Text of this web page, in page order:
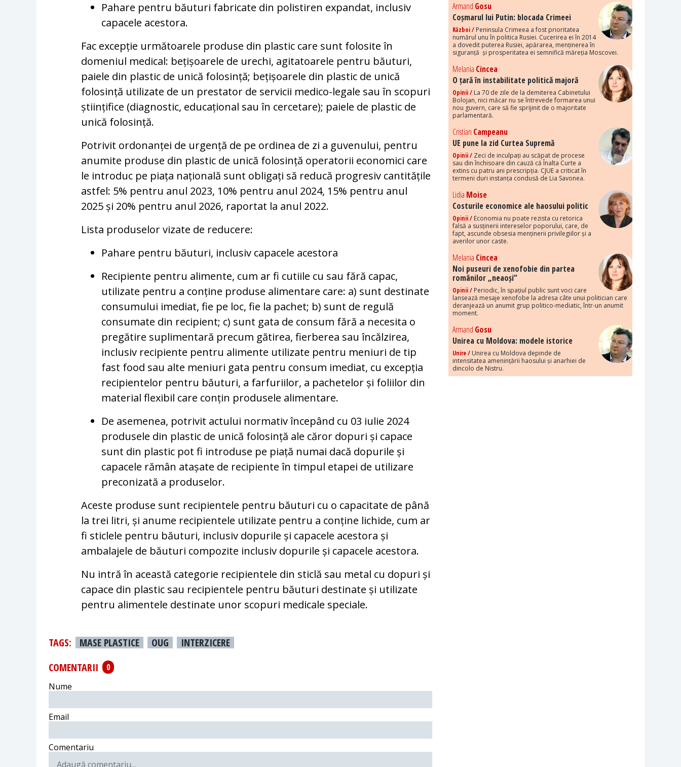
Pahare pentru băuturi fabricate din polistiren expandat, inclusiv
capacele acestora.
Fac excepție următoarele produse din plastic care sunt folosite în
domeniul medical: bețișoarele de urechi, agitatoarele pentru băuturi,
paiele din plastic de unică folosință; bețișoarele din plastic de unică
folosință utilizate de un prestator de servicii medico-legale sau în scopuri
științifice (diagnostic, educațional sau în cercetare); paiele de plastic de
unică folosință.
Potrivit ordonanței de urgență de pe ordinea de zi a guvenului, pentru
anumite produse din plastic de unică folosință operatorii economici care
le introduc pe piața națională sunt obligați să reducă progresiv cantitățile
astfel: 5% pentru anul 2023, 10% pentru anul 2024, 15% pentru anul
2025 și 20% pentru anul 2026, raportat la anul 2022.
Lista produselor vizate de reducere:
Pahare pentru băuturi, inclusiv capacele acestora
Recipiente pentru alimente, cum ar fi cutiile cu sau fără capac,
utilizate pentru a conține produse alimentare care: a) sunt destinate
consumului imediat, fie pe loc, fie la pachet; b) sunt de regulă
consumate din recipient; c) sunt gata de consum fără a necesita o
pregătire suplimentară precum gătirea, fierberea sau încălzirea,
inclusiv recipiente pentru alimente utilizate pentru meniuri de tip
fast food sau alte meniuri gata pentru consum imediat, cu excepția
recipientelor pentru băuturi, a farfuriilor, a pachetelor și foliilor din
material flexibil care conțin produsele alimentare.
De asemenea, potrivit actului normativ începând cu 03 iulie 2024
produsele din plastic de unică folosință ale căror dopuri și capace
sunt din plastic pot fi introduse pe piață numai dacă dopurile și
capacele rămân atașate de recipiente în timpul etapei de utilizare
preconizată a produselor.
Aceste produse sunt recipientele pentru băuturi cu o capacitate de până
la trei litri, și anume recipientele utilizate pentru a conține lichide, cum ar
fi sticlele pentru băuturi, inclusiv dopurile și capacele acestora și
ambalajele de băuturi compozite inclusiv dopurile și capacele acestora.
Nu intră în această categorie recipientele din sticlă sau metal cu dopuri și
capace din plastic sau recipientele pentru băuturi destinate și utilizate
pentru alimentele destinate unor scopuri medicale speciale.
TAGS: MASE PLASTICE OUG
INTERZICERE
COMENTARII
0
Nume
Email
Comentariu
Armand Gosu
Coșmarul lui Putin: blocada Crimeei
Război / Peninsula Crimeea a fost prioritatea
numărul unu în politica Rusiei. Cucerirea ei în 2014
a dovedit puterea Rusiei, apărarea, menținerea în
siguranță și prosperitatea ei semnifică măreția Moscovei.
Melania Cincea
O țară în instabilitate politică majoră
Opinii / La 70 de zile de la demiterea Cabinetului
Bolojan, nici măcar nu se întrevede formarea unui
nou guvern, care să fie sprijinit de o majoritate
parlamentară.
Cristian Campeanu
UE pune la zid Curtea Supremă
Opinii / Zeci de inculpați au scăpat de procese
sau din închisoare din cauză că Înalta Curte a
extins cu patru ani prescripția. CJUE a criticat în
termeni duri instanța condusă de Lia Savonea.
Lidia Moise
Costurile economice ale haosului politic
Opinii / Economia nu poate rezista cu retorica
falsă a susținerii intereselor poporului, care, de
fapt, ascunde obsesia menținerii privilegiilor și a
averilor unor caste.
Melania Cincea
Noi puseuri de xenofobie din partea
românilor „neaoși”
Opinii / Periodic, în spațiul public sunt voci care
lansează mesaje xenofobe la adresa câte unui politician care
deranjează un anumit grup politico-mediatic, într-un anumit
moment.
Armand Gosu
Unirea cu Moldova: modele istorice
Unire / Unirea cu Moldova depinde de
intensitatea amenințării haosului și anarhiei de
dincolo de Nistru.